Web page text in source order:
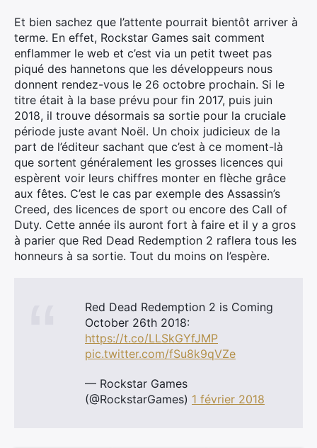
Et bien sachez que l’attente pourrait bientôt arriver à
terme. En effet, Rockstar Games sait comment
enflammer le web et c’est via un petit tweet pas
piqué des hannetons que les développeurs nous
donnent rendez-vous le 26 octobre prochain. Si le
titre était à la base prévu pour fin 2017, puis juin
2018, il trouve désormais sa sortie pour la cruciale
période juste avant Noël. Un choix judicieux de la
part de l’éditeur sachant que c’est à ce moment-là
que sortent généralement les grosses licences qui
espèrent voir leurs chiffres monter en flèche grâce
aux fêtes. C’est le cas par exemple des Assassin’s
Creed, des licences de sport ou encore des Call of
Duty. Cette année ils auront fort à faire et il y a gros
à parier que Red Dead Redemption 2 raflera tous les
honneurs à sa sortie. Tout du moins on l’espère.
Red Dead Redemption 2 is Coming
October 26th 2018:
https://t.co/LLSkGYfJMP
pic.twitter.com/fSu8k9qVZe
— Rockstar Games
(@RockstarGames) 1 février 2018